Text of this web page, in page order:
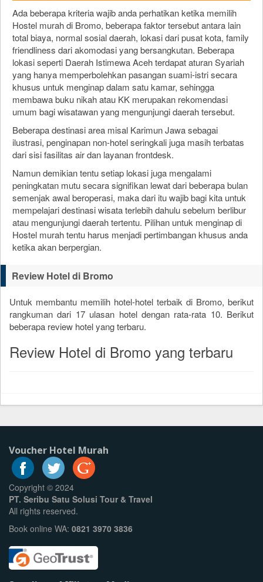
Ada beberapa kriteria wajib anda perhatikan ketika memilih
Hostel murah di Bromo, beberapa faktor tersebut antara lain
total biaya, normal sosial daerah, lokasi dari pusat kota, family
friendliness dari akomodasi yang bersangkutan. Beberapa
lokasi seperti Daerah Istimewa Aceh terdapat aturan Syariah
yang hanya memperbolehkan pasangan suami-istri secara
khusus untuk menginap dalam satu kamar, sehingga
membawa buku nikah atau KK merupakan rekomendasi
umum bagi wisatawan yang mengunjungi daerah tersebut.
Beberapa destinasi area misal Karimun Jawa sebagai
ilustrasi, penginapan non-hotel seringkali juga masih terbatas
dari sisi fasilitas air dan layanan frontdesk.
Namun demikian tentu setiap lokasi juga mengalami
peningkatan mutu secara signifikan lewat dari beberapa bulan
semenjak awal beroperasi, maka dari itu wajib bagi kita untuk
mempelajari destinasi wisata terlebih dahulu sebelum berlibur
atau mengunjungi daerah tertentu. Pilihan untuk menginap di
Hostel murah tentu harus menjadi pertimbangan khusus anda
ketika akan berpergian.
Review Hotel di Bromo
Untuk membantu memilih hotel-hotel terbaik di Bromo, berikut
rangkuman dari 17ulasan hotel dengan rata-rata 10. Berikut
beberapa review hotel yang terbaru.
Review Hotel di Bromo yang terbaru
Voucher Hotel Murah
Copyright © 2024
PT. Seribu Satu Solusi Tour & Travel
All rights reserved.
Book online WA: 0821 3970 3836